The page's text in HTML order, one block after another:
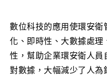
數位科技的應用使環安衛
化、即時性、大數據處
性，幫助企業環安衛人員
對數據，大幅減少了人為